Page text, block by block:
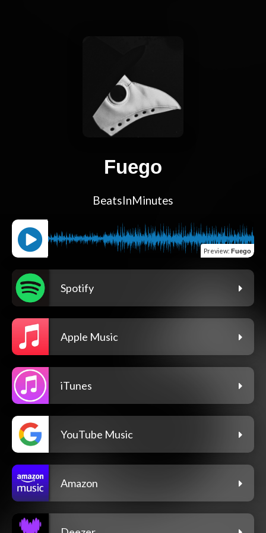
Fuego
BeatsInMinutes
Preview: Fuego
Spotify
Apple Music
iTunes
YouTube Music
Amazon